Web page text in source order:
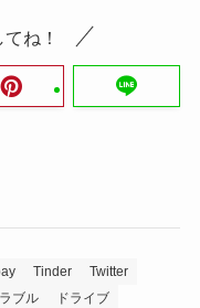
ね！
Tinder
Twitter
ブル
ドライブ